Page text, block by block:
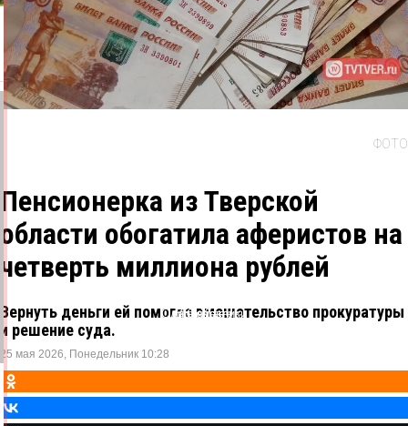
ФОТО
Пенсионерка из Тверской
области обогатила аферистов на
четверть миллиона рублей
Вернуть деньги ей помогло вмешательство прокуратуры
и решение суда.
25 мая 2026, Понедельник 10:28
Одноклассники
ВКонтакте
X
Telegram